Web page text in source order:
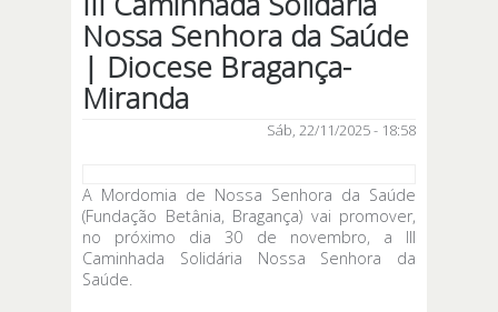
Nossa Senhora da Saúde
| Diocese Bragança-
Miranda
Sáb, 22/11/2025 - 18:58
A Mordomia de Nossa Senhora da Saúde
(Fundação Betânia, Bragança) vai promover,
no próximo dia 30 de novembro, a III
Caminhada Solidária Nossa Senhora da
Saúde.